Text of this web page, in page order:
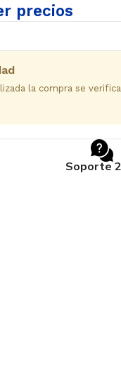
precios
la compra se
Soporte